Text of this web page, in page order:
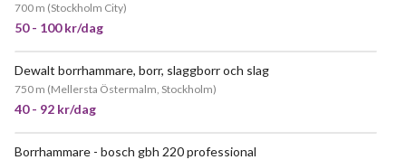
700 m (Stockholm City)
50 - 100 kr/dag
Dewalt borrhammare, borr, slaggborr och slag
750 m (Mellersta Östermalm, Stockholm)
40 - 92 kr/dag
Borrhammare - bosch gbh 220 professional